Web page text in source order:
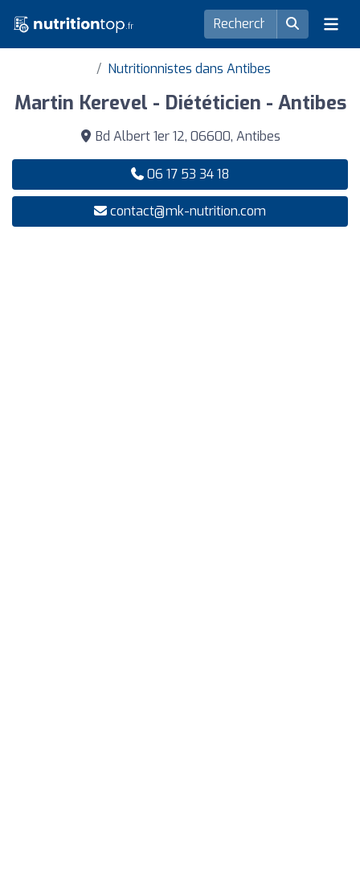
Nutritionnistes dans Antibes
Martin Kerevel - Diététicien - Antibes
Bd Albert 1er 12, 06600, Antibes
06 17 53 34 18
contact@mk-nutrition.com